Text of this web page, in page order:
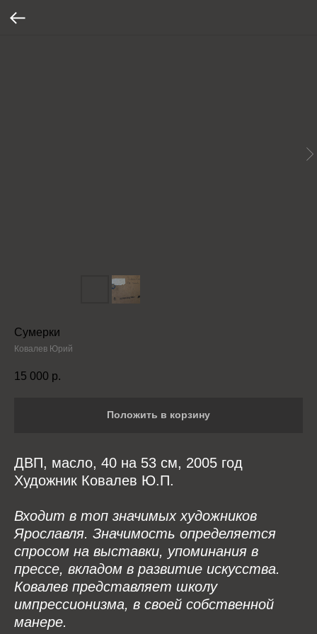
Сумерки
Ковалев Юрий
15 000 р.
Положить в корзину
ДВП, масло, 40 на 53 см, 2005 год
Художник Ковалев Ю.П.
Входит в топ значимых художников
Ярославля. Значимость определяется
спросом на выставки, упоминания в
прессе, вкладом в развитие искусства.
Ковалев представляет школу
импрессионизма, в своей собственной
манере.